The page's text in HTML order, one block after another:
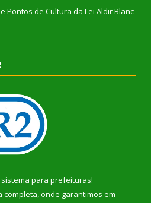
Pontos de Cultura da Lei Aldir Blanc
sistema para prefeituras!
completa, onde garantimos em